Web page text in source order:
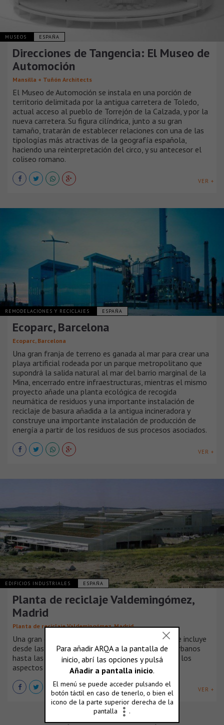
MUSEOS ESPAÑA
Direcciones de Tangencia: El Museo de
Automoción
Mansilla + Tuñón Architects
El Museo de Automoción se instala en una porción de
territorio delimitada por la antigua carretera de Toledo,
actual acceso al pueblo de Torrejón de la Calzada, y por la
nueva carretera. Su figura cilíndrica, junto a su gran
tamaño, tratarán de establecer relaciones con una de las
tipologías más atractivas de la geografía española,
haciendo una reinterpretación del circo, y su antecesor el
coliseo romano.
VER +
REMODELACIONES Y RECICLAJES ESPAÑA
Ecoparc, Barcelona
Ecoparc, Barcelona
Una gran franja de terreno es ganada al mar para crear una
playa artificial rodeada por un parque metropolitano que
supondrá la salida natural al mar del barrio marginal de la
Mina, encerrado entre infraestructuras, mientras el mismo
proyecto añade una planta ecológica de recogida
neumática de residuos y una importante instalación de
reciclaje de basura añadida a la antigua incineradora y
construye una importante instalación de producción de
energía a partir de los residuos de sus procesos asociados.
VER +
EDIFICIOS INDUSTRIALES ESPAÑA
Planta de reciclaje Valdemingómez,
Madrid
Planta de reciclaje Valdemingómez, Madrid
Una gran cubierta aloja un programa complejo que incluye
desde las líneas de tratamiento de los residuos urbanos
hasta las oficinas de los ejecutivos que controlan los
aspectos económicos asociados.
VER +